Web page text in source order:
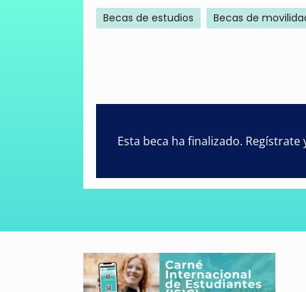
Becas de estudios Becas de
Esta beca ha finalizado.